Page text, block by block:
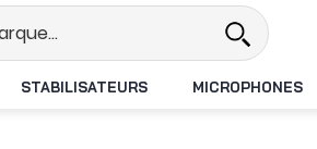
STABILISATEURS MICROPHONES